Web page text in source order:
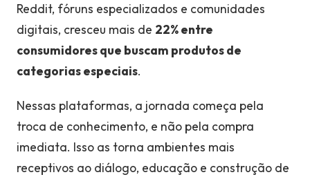
Reddit, fóruns especializados e comunidades
digitais, cresceu mais de 22% entre
consumidores que buscam produtos de
categorias especiais.
Nessas plataformas, a jornada começa pela
troca de conhecimento, e não pela compra
imediata. Isso as torna ambientes mais
receptivos ao diálogo, educação e construção de